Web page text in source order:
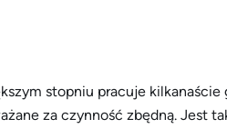
stopniu pracuje
za czynność zbędną. Jest